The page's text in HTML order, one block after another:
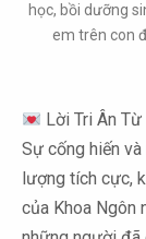
học, bồi dưỡng
em trên con
Lời Tri Ân Từ
Sự cống hiến
lượng tích cực,
của Khoa Ngôn